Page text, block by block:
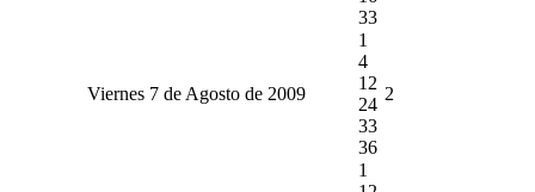
33
Viernes 7 de Agosto de 2009
1
4
12
24
33
36
2
1